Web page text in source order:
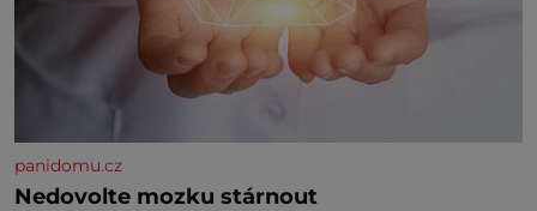
panidomu.cz
Nedovolte mozku stárnout